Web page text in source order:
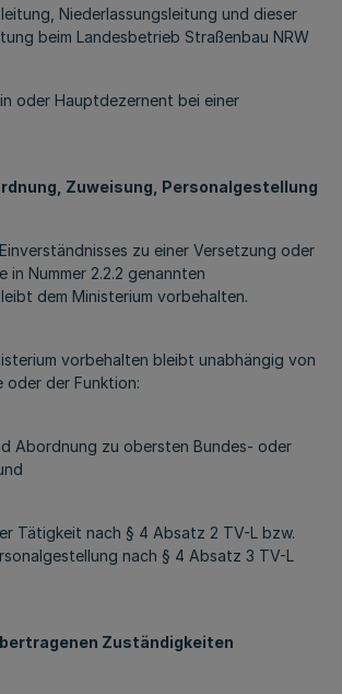
Niederlassungsleitung und dieser
beim Landesbetrieb Straßenbau NRW
oder Hauptdezernent bei einer
Zuweisung, Personalgestellung
zu einer Versetzung oder
in Nummer 2.2.2 genannten
dem Ministerium vorbehalten.
vorbehalten bleibt unabhängig von
der Funktion:
Abordnung zu obersten Bundes- oder
Tätigkeit nach § 4 Absatz 2 TV-L bzw.
nach § 4 Absatz 3 TV-L
Zuständigkeiten